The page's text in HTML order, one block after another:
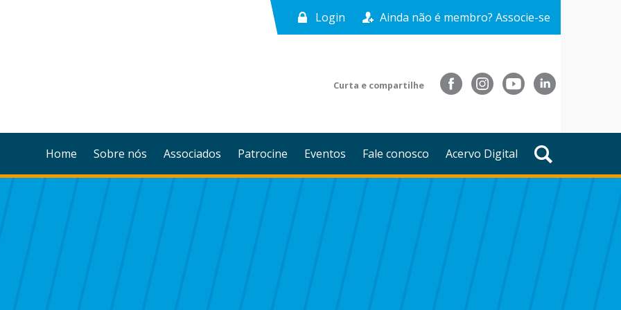
Login Ainda não é membro? Associe-se
Curta e compartilhe
Home Sobre nós Associados Patrocine Eventos Fale conosco Acervo Digital